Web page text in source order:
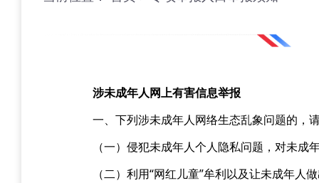
涉未成年人网上有害信息举报
一、下列涉未成年人网络生态乱象问题的，
（一）侵犯未成年人个人隐私问题，对未
（二）利用“网红儿童”牟利以及让未成年